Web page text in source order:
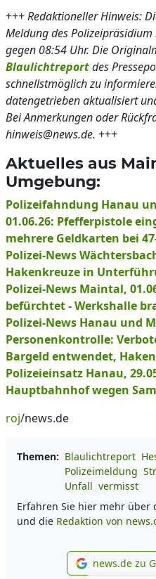
+++Redaktioneller Hinweis:
Meldung des
gegen 08:54 Uhr. Die
Blaulichtreportdes
schnellstmöglich zu
datengetrieben aktualisiert
Bei Anmerkungen oder
hinweis@news.de. +++
Aktuelles aus
Umgebung:
Polizeifahndung Hanau
01.06.26: Pfefferpistole
mehrere Geldkarten bei
Polizei-News
Hakenkreuze in
Polizei-News Maintal,
befürchtet - Werkshalle
Polizei-News Hanau und
Personenkontrolle:
Bargeld entwendet,
Polizeieinsatz Hanau,
Hauptbahnhof wegen
roj/news.de
Themen: Blaulichtreport
Polizeimeldung
Unfall vermisst
Erfahren Sie hier mehr über
und die Redaktion von
news.de zu